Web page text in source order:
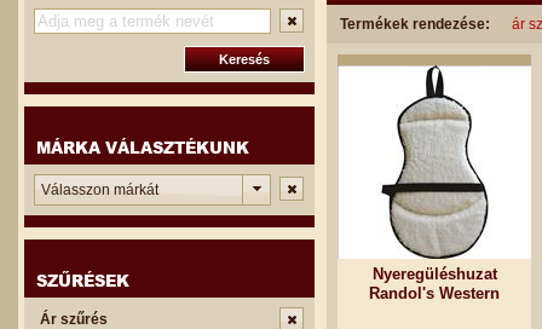
MÁRKA VÁLASZTÉKUNK
Válasszon márkát
SZŰRÉSEK
Ár szűrés
Termékek rendezése: ár
Nyeregüléshuzat
Randol's Western